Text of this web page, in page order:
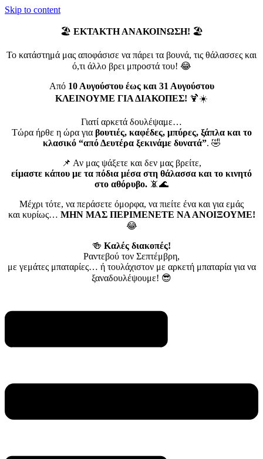
Skip to content
🏖️ ΕΚΤΑΚΤΗ ΑΝΑΚΟΙΝΩΣΗ! 🏖️
Το κατάστημά μας αποφάσισε να πάρει τα βουνά, τις θάλασσες και
ό,τι άλλο βρει μπροστά του! 😂
Από 10 Αυγούστου έως και 31 Αυγούστου
ΚΛΕΙΝΟΥΜΕ ΓΙΑ ΔΙΑΚΟΠΕΣ! 🍹☀️
Γιατί αρκετά δουλέψαμε…
Τώρα ήρθε η ώρα για βουτιές, καφέδες, μπύρες, ξάπλα και το
κλασικό “από Δευτέρα ξεκινάμε δυνατά”. 🤣
📌 Αν μας ψάξετε και δεν μας βρείτε,
είμαστε κάπου με τα πόδια μέσα στη θάλασσα και το κινητό
στο αθόρυβο. 📵🌊
Μέχρι τότε, να περάσετε όμορφα, να πιείτε ένα και για εμάς
και κυρίως… ΜΗΝ ΜΑΣ ΠΕΡΙΜΕΝΕΤΕ ΝΑ ΑΝΟΙΞΟΥΜΕ!
😂
🍻 Καλές διακοπές!
Ραντεβού τον Σεπτέμβρη,
με γεμάτες μπαταρίες… ή τουλάχιστον με αρκετή μπαταρία για να
ξαναδουλέψουμε! 😎